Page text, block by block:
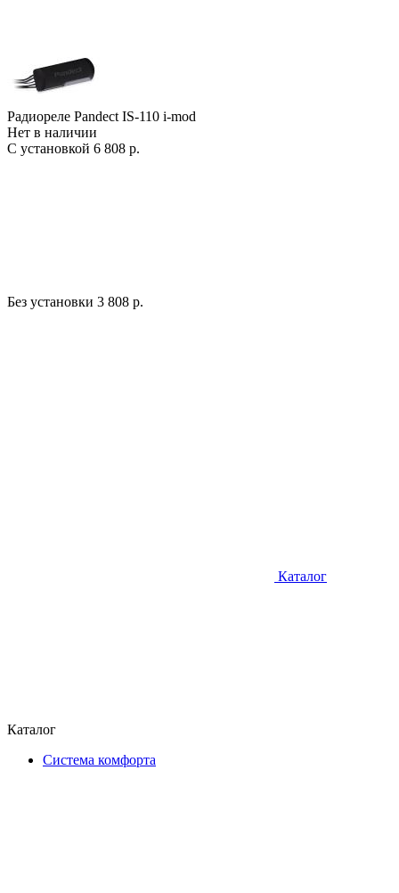
Радиореле Pandect IS-110 i-mod
Нет в наличии
С установкой 6 808 р.
Без установки 3 808 р.
Каталог
Каталог
Система комфорта